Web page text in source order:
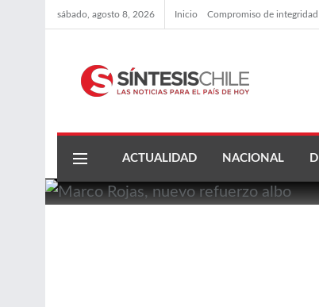
sábado, agosto 8, 2026 Inicio Compromiso de integridad
ACTUALIDAD NACIONAL